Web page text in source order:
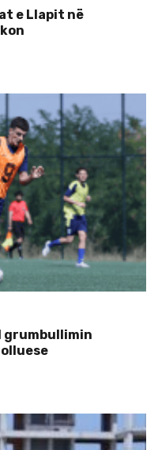
e Llapit në
grumbullimin